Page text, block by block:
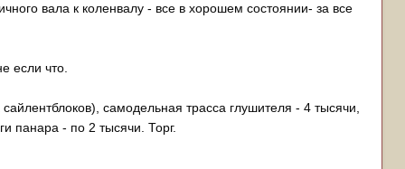
вала к коленвалу - все в хорошем состоянии- за все
если что.
самодельная трасса глушителя - 4 тысячи,
панара - по 2 тысячи. Торг.